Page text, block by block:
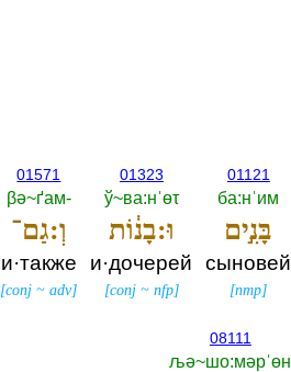
01121
ба:нˈим
בָּנִ֣ים
сыновей
[nmp]
01323
ў~ва:нˈөτ
וּ:בָנ֔וֹת
и·дочерей
[conj~ nfp]
01571
βә~ґам-‎
וְ:גַם־
и·также
[conj ~adv]
08111
љә~шо:мәрˈөн